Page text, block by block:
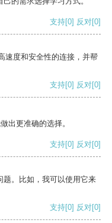
支持[0] 反对[0]
速度和安全性的连接，并帮
支持[0] 反对[0]
出更准确的选择。
支持[0] 反对[0]
题。比如，我可以使用它来
支持[0] 反对[0]